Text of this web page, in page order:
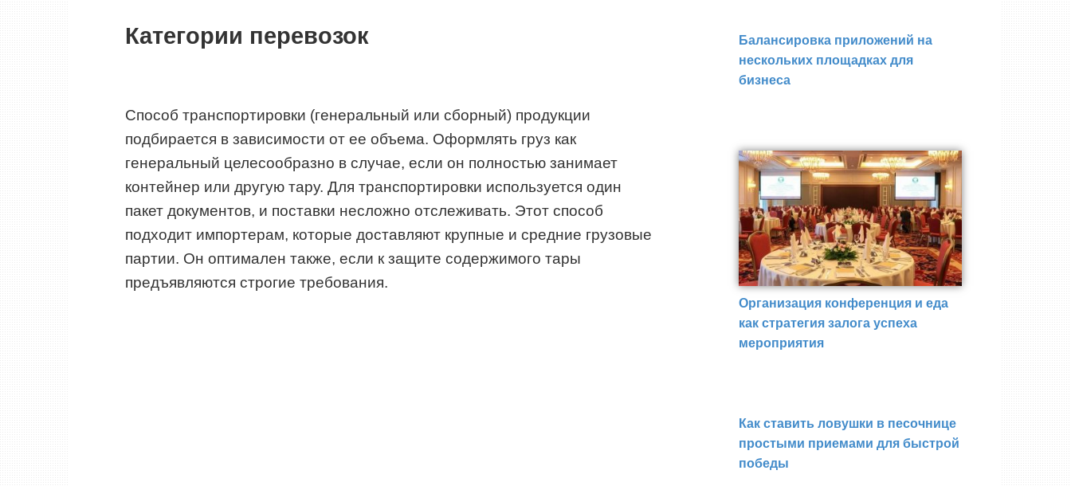
Категории перевозок
Способ транспортировки (генеральный или сборный) продукции
подбирается в зависимости от ее объема. Оформлять груз как
генеральный целесообразно в случае, если он полностью занимает
контейнер или другую тару. Для транспортировки используется один
пакет документов, и поставки несложно отслеживать. Этот способ
подходит импортерам, которые доставляют крупные и средние грузовые
партии. Он оптимален также, если к защите содержимого тары
предъявляются строгие требования.
Балансировка приложений на
нескольких площадках для
бизнеса
Организация конференция и еда
как стратегия залога успеха
мероприятия
Как ставить ловушки в песочнице
простыми приемами для быстрой
победы